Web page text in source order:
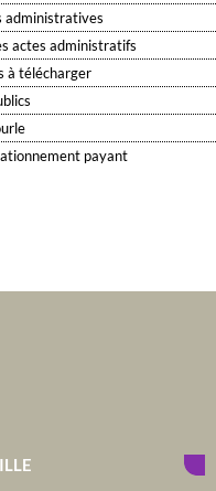
administratives
actes administratifs
à télécharger
payant